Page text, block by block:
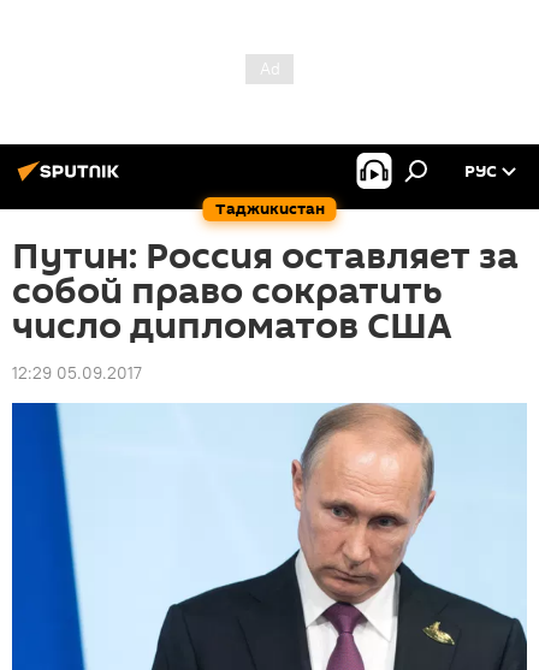
Таджикистан
РУС
Путин: Россия оставляет за
собой право сократить
число дипломатов США
12:29 05.09.2017